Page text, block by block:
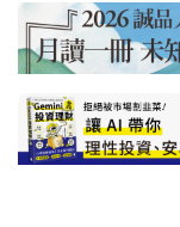
【歡迎收聽｜
重新在聽眾身上